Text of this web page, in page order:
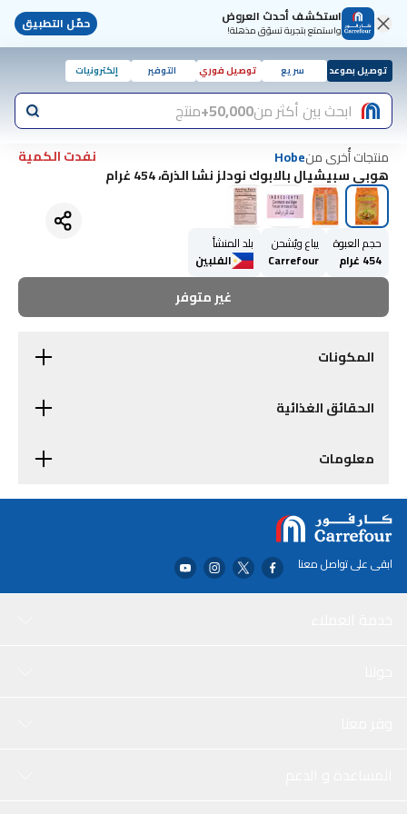
استكشف أحدث العروض
واستمتع بتجربة تسوّق مذهلة! حمّل التطبيق
توصيل بموعد سريع توصيل فوري التوفير إلكترونيات
ابحث بين أكثر من50,000+ منتج
منتجات أُخرى منHobe
نفدت الكمية
هوبي سبيشيال بالابوك نودلز نشا الذرة، 454 غرام
حجم العبوة
454 غرام
يباع ويُشحن
Carrefour
بلد المنشأ
الفلبين
غير متوفر
المكونات
الحقائق الغذائية
معلومات
ابقى على تواصل معنا